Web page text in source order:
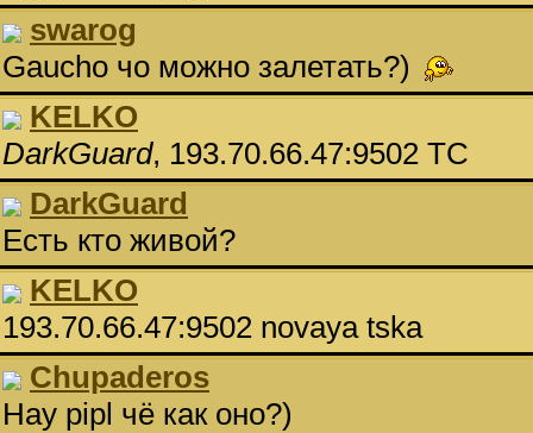
swarog
Gaucho чо можно залетать?)
KELKO
DarkGuard, 193.70.66.47:9502 ТС
DarkGuard
Есть кто живой?
KELKO
193.70.66.47:9502 novaya tska
Chupaderos
Hay pipl чё как оно?)